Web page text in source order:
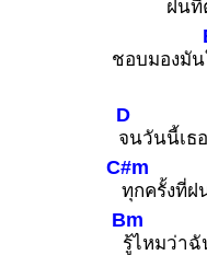
ฝนที่
ชอบมองมัน
D
จนวันนี้เธ
C#m
ทุกครั้งที่ฝ
Bm
รู้ไหมว่าฉั